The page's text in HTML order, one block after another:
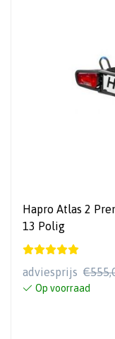
Hapro Atlas 2
13 Polig
adviesprijs
Op voorraad